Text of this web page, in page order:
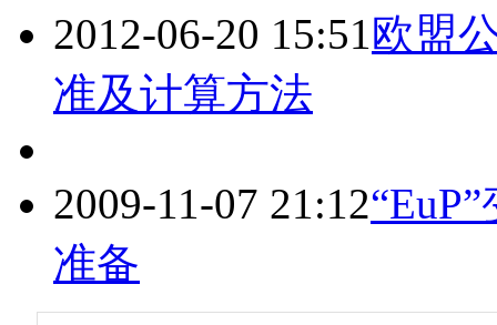
2012-06-20 15:51欧盟
准及计算方法
2009-11-07 21:12
准备